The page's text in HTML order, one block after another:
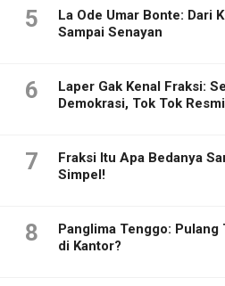
5
La Ode Umar Bonte: Dari
Sampai Senayan
6
Laper Gak Kenal Fraksi:
Demokrasi, Tok Tok
7
Fraksi Itu Apa Bedanya
Simpel!
8
Panglima Tenggo: Pulang
di Kantor?